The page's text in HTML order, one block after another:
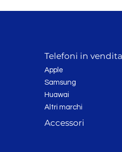
Telefoni in vendita
Apple
Samsung
Huawai
Altri marchi
Accessori